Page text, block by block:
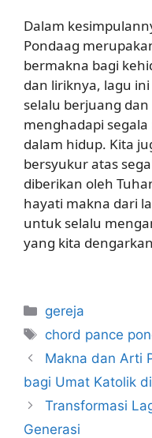
Dalam
Pondaag
bermakna bagi
dan liriknya, lagu
selalu berjuang
menghadapi
dalam hidup. Kita
bersyukur atas
diberikan oleh
hayati makna dari
untuk selalu
yang kita
Categories
gereja
Tags
chord pance
Makna dan Arti
bagi Umat Katolik
Transformasi
Generasi